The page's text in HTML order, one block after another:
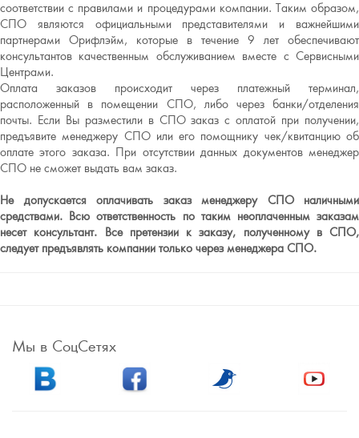
соответствии с правилами и процедурами компании. Таким образом,
СПО являются официальными представителями и важнейшими
партнерами Орифлэйм, которые в течение 9 лет обеспечивают
консультантов качественным обслуживанием вместе с Сервисными
Центрами.
Оплата заказов происходит через платежный терминал,
расположенный в помещении СПО, либо через банки/отделения
почты. Если Вы разместили в СПО заказ с оплатой при получении,
предъявите менеджеру СПО или его помощнику чек/квитанцию об
оплате этого заказа. При отсутствии данных документов менеджер
СПО не сможет выдать вам заказ.
Не допускается оплачивать заказ менеджеру СПО наличными
средствами. Всю ответственность по таким неоплаченным заказам
несет консультант. Все претензии к заказу, полученному в СПО,
следует предъявлять компании только через менеджера СПО.
Мы в СоцСетях